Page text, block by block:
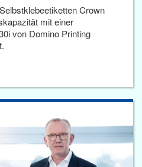
Crown
mit einer
von Domino Printing